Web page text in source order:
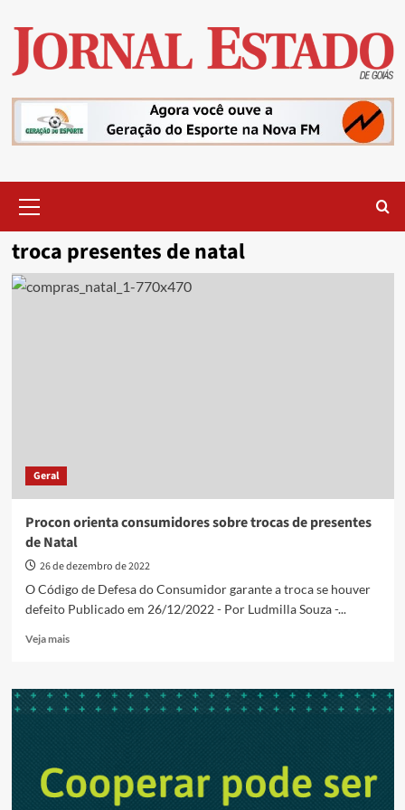
content
Menu
troca presentes de natal
Geral
Procon orienta consumidores sobre trocas de presentes
de Natal
26 de dezembro de 2022
O Código de Defesa do Consumidor garante a troca se houver
defeito Publicado em 26/12/2022 - Por Ludmilla Souza -...
Veja maisRead
Procon
orienta
de
presentes